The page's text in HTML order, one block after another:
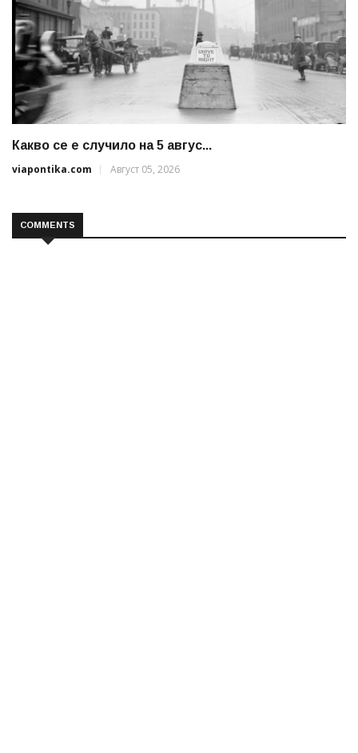
Какво се е случило на 5 авгус...
viapontika.com
Август 05, 2026
COMMENTS